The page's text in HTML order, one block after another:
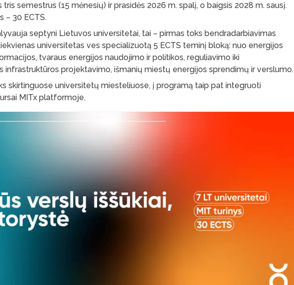
tris semestrus (15 mėnesių) ir prasidės 2026 m. spalį, o baigsis 2028 m. sausį.
– 30 ECTS.
septyni Lietuvos universitetai, tai – pirmas toks bendradarbiavimas
universitetas ves specializuotą 5 ECTS teminį bloką: nuo energijos
tvaraus energijos naudojimo ir politikos, reguliavimo iki
infrastruktūros projektavimo, išmanių miestų energijos sprendimų ir verslumo.
skirtinguose universitetų miesteliuose, į programą taip pat integruoti
MITx platformoje.